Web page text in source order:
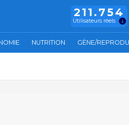
211.754
Utilisateurs réels
NUTRITION GÈNE/